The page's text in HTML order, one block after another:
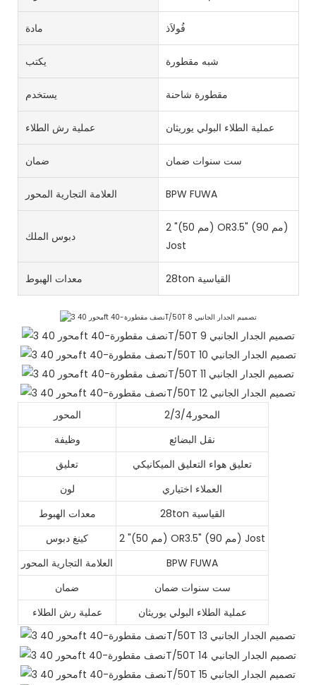
مادة فُولاَذ
يكتب شبه مقطورة
يستخدم مقطورة شاحنة
عملية رش الطلاء عملية الطلاء البولي يوريثان
ضمان ست سنوات ضمان
العلامة التجارية المحور BPW FUWA
دبوس الملك
2 "(50 مم) OR3.5" (90 مم)
Jost
معدات الهبوط 28ton القياسية
المحور
المحور2/3/4
وظيفة
نقل البضائع
تعليق
تعليق هواء التعليق الميكانيكي
لون
العملاء اختياري
معدات الهبوط
28ton القياسية
كينغ دبوس
2 "(50 مم) OR3.5" (90 مم) Jost
العلامة التجارية المحور
BPW FUWA
ضمان
ست سنوات ضمان
عملية رش الطلاء
عملية الطلاء البولي يوريثان